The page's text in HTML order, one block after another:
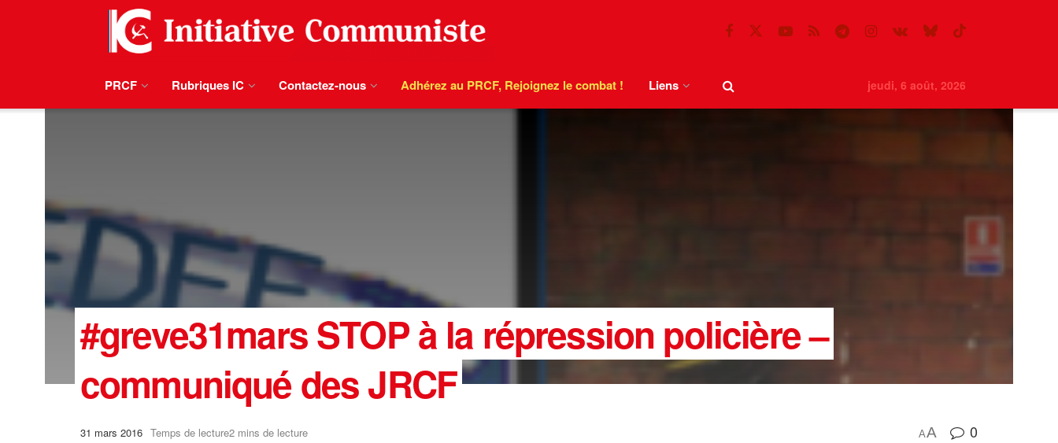
PRCF Rubriques IC Contactez-nous Adhérez au PRCF, Rejoignez le combat ! Liens jeudi, 6 août, 2026
#greve31mars STOP à la répression policière –
communiqué des JRCF
31 mars 2016 Temps de lecture2 mins de lecture AA 0